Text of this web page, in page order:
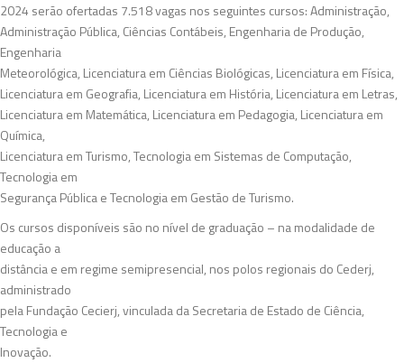
2024 serão ofertadas 7.518 vagas nos seguintes cursos: Administração,
Administração Pública, Ciências Contábeis, Engenharia de Produção,
Engenharia
Meteorológica, Licenciatura em Ciências Biológicas, Licenciatura em Física,
Licenciatura em Geografia, Licenciatura em História, Licenciatura em Letras,
Licenciatura em Matemática, Licenciatura em Pedagogia, Licenciatura em
Química,
Licenciatura em Turismo, Tecnologia em Sistemas de Computação,
Tecnologia em
Segurança Pública e Tecnologia em Gestão de Turismo.
Os cursos disponíveis são no nível de graduação – na modalidade de
educação a
distância e em regime semipresencial, nos polos regionais do Cederj,
administrado
pela Fundação Cecierj, vinculada da Secretaria de Estado de Ciência,
Tecnologia e
Inovação.